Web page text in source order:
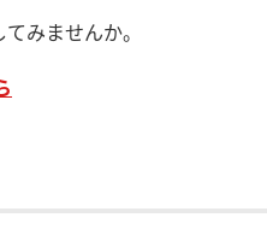
みませんか。